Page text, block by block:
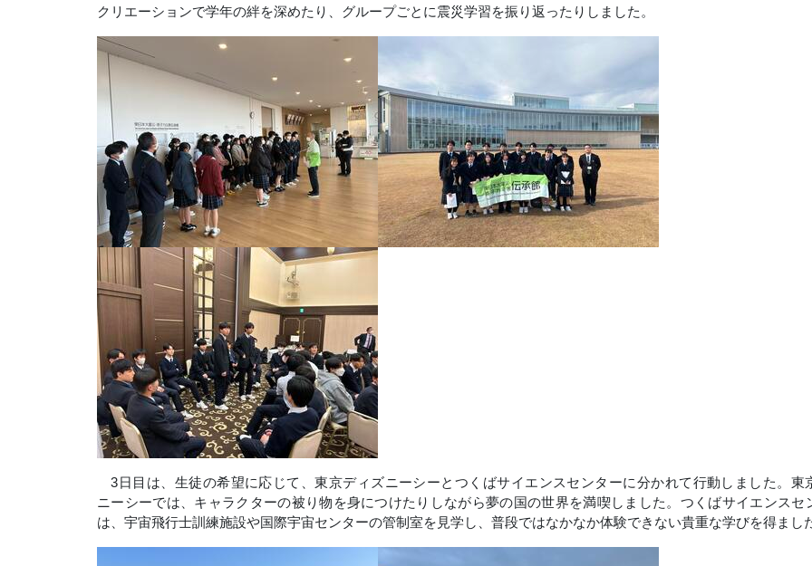
クリエーションで学年の絆を深めたり、グループごとに震災学習を振り返ったりしました。
3日目は、生徒の希望に応じて、東京ディズニーシーとつくばサイエンスセンターに分かれて行動しました。東
ニーシーでは、キャラクターの被り物を身につけたりしながら夢の国の世界を満喫しました。つくばサイエンスセ
は、宇宙飛行士訓練施設や国際宇宙センターの管制室を見学し、普段ではなかなか体験できない貴重な学びを得まし